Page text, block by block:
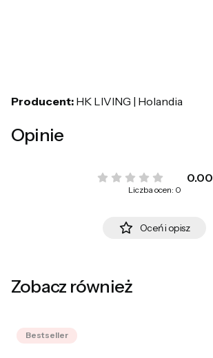
Producent: HK LIVING | Holandia
Opinie
0.00
Liczba ocen: 0
Oceń i opisz
Zobacz również
Bestseller